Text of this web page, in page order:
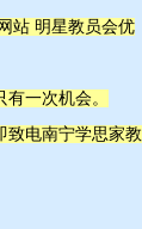
站 明星教员会优
一次机会。
致电南宁学思家教